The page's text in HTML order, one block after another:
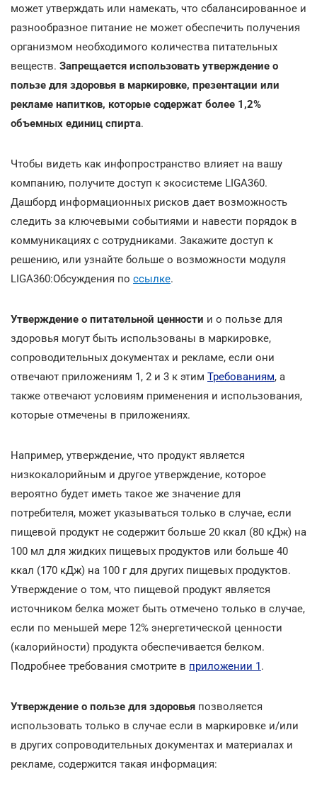
может утверждать или намекать, что сбалансированное и
разнообразное питание не может обеспечить получения
организмом необходимого количества питательных
веществ. Запрещается использовать утверждение о
пользе для здоровья в маркировке, презентации или
рекламе напитков, которые содержат более 1,2%
объемных единиц спирта.
Чтобы видеть как инфопространство влияет на вашу
компанию, получите доступ к экосистеме LIGA360.
Дашборд информационных рисков дает возможность
следить за ключевыми событиями и навести порядок в
коммуникациях с сотрудниками. Закажите доступ к
решению, или узнайте больше о возможности модуля
LIGA360:Обсуждения по ссылке.
Утверждение о питательной ценности и о пользе для
здоровья могут быть использованы в маркировке,
сопроводительных документах и рекламе, если они
отвечают приложениям 1, 2 и 3 к этим Требованиям, а
также отвечают условиям применения и использования,
которые отмечены в приложениях.
Например, утверждение, что продукт является
низкокалорийным и другое утверждение, которое
вероятно будет иметь такое же значение для
потребителя, может указываться только в случае, если
пищевой продукт не содержит больше 20 ккал (80 кДж) на
100 мл для жидких пищевых продуктов или больше 40
ккал (170 кДж) на 100 г для других пищевых продуктов.
Утверждение о том, что пищевой продукт является
источником белка может быть отмечено только в случае,
если по меньшей мере 12% энергетической ценности
(калорийности) продукта обеспечивается белком.
Подробнее требования смотрите в приложении 1.
Утверждение о пользе для здоровья позволяется
использовать только в случае если в маркировке и/или
в других сопроводительных документах и материалах и
рекламе, содержится такая информация: